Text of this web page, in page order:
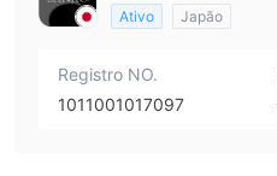
Ativo Japão
Registro NO.
1011001017097